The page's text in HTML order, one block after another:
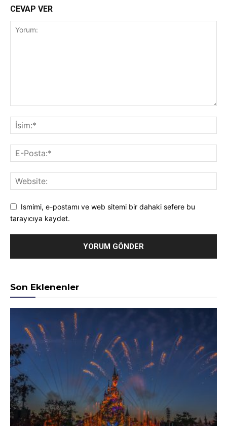
CEVAP VER
Ismimi, e-postamı ve web sitemi bir dahaki sefere bu
tarayıcıya kaydet.
Son Eklenenler